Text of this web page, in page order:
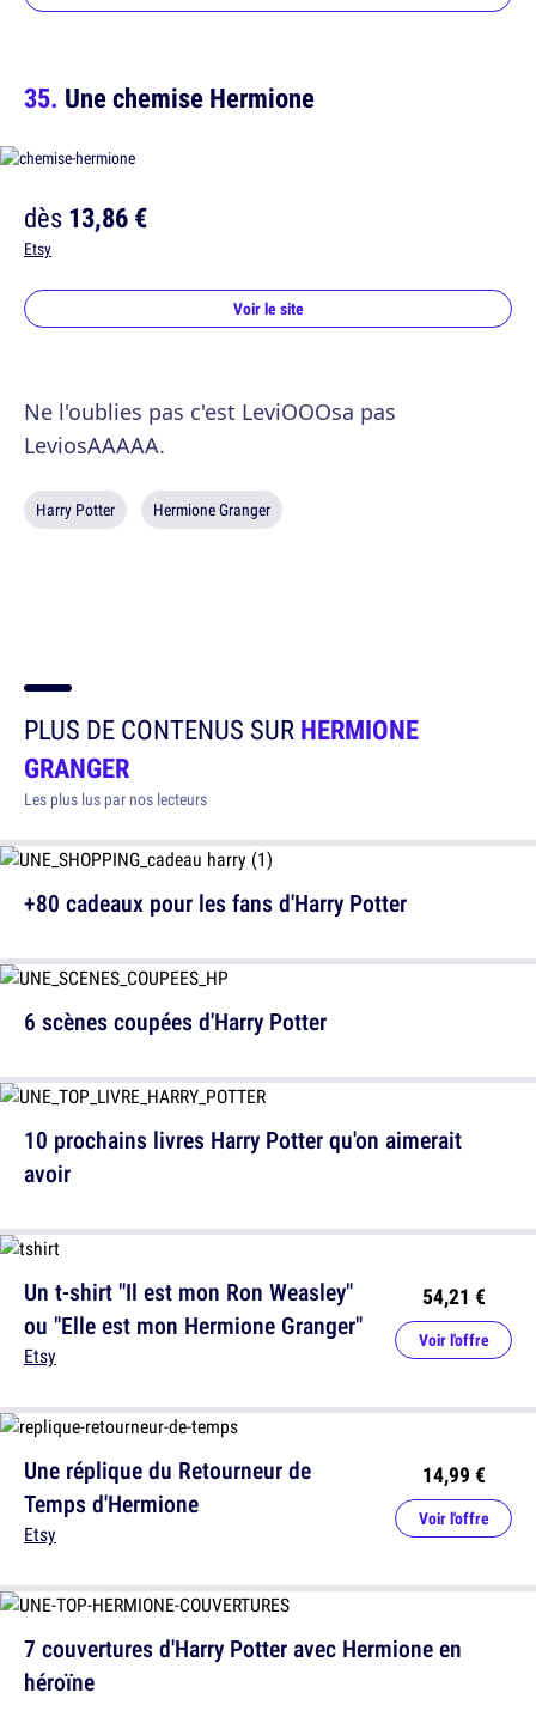
Une chemise Hermione
dès13,86 €
Etsy
Voir le site
Ne l'oublies pas c'est LeviOOOsa pas
LeviosAAAAA.
Harry Potter Hermione Granger
PLUS DE CONTENUS SURHERMIONE
GRANGER
Les plus lus par nos lecteurs
+80 cadeaux pour les fans d'Harry Potter
10 prochains livres Harry Potter qu'on aimerait
avoir
Une réplique du Retourneur de
Temps d'Hermione
Etsy
14,99 €
Voir l'offre
6 scènes coupées d'Harry Potter
Un t-shirt "Il est mon Ron Weasley"
ou "Elle est mon Hermione Granger"
Etsy
54,21 €
Voir l'offre
7 couvertures d'Harry Potter avec Hermione en
héroïne